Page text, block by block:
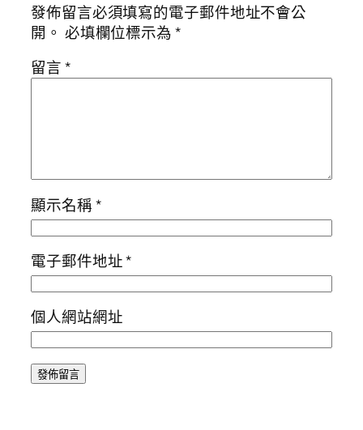
發佈留言必須填寫的電子郵件地址不會公
開。 必填欄位標示為*
留言*
顯示名稱*
電子郵件地址*
個人網站網址